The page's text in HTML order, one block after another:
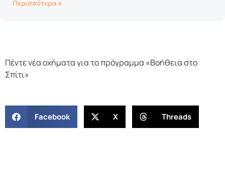
Περισσότερα »
Πέντε νέα οχήματα για το πρόγραμμα «Βοήθεια στο
Σπίτι»
Facebook X Threads